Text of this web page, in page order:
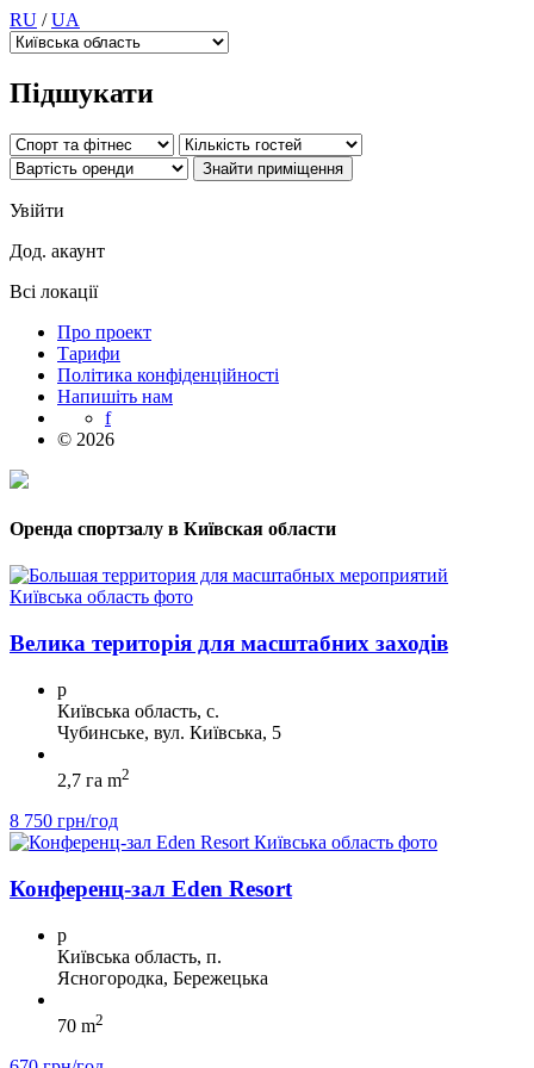
RU /UA
Підшукати
Увійти
Дод. акаунт
Всі локації
Про проект
Тарифи
Політика конфіденційності
Напишіть нам
f
© 2026
Оренда спортзалу в Київская области
Велика територія для масштабних заходів
p
Київська область, с.
Чубинське, вул. Київська, 5
2,7 га m2
8 750 грн/год
Конференц-зал Eden Resort
p
Київська область, п.
Ясногородка, Бережецька
70 m2